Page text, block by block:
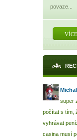
povaze...
super
počítat s tím,
vyhrávat
casina musí